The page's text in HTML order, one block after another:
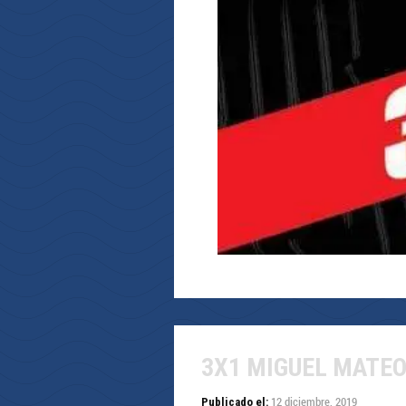
3X1 MIGUEL
Publicado el: 12 diciembre, 2019